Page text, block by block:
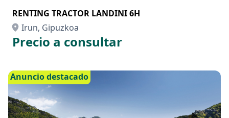
RENTING TRACTOR LANDINI 6H
Irun, Gipuzkoa
Precio a consultar
Anuncio destacado